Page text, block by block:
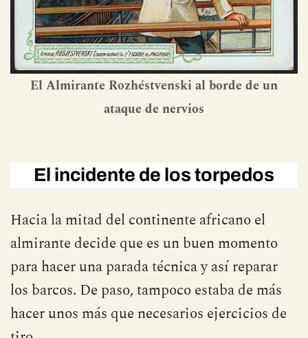
El Almirante Rozhéstvenski al borde de un
ataque de nervios
El incidente de los torpedos
Hacia la mitad del continente africano el
almirante decide que es un buen momento
para hacer una parada técnica y así reparar
los barcos. De paso, tampoco estaba de más
hacer unos más que necesarios ejercicios de